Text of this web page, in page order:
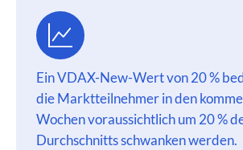
Ein VDAX-New-Wert von 20 %
die Marktteilnehmer in den
Wochen voraussichtlich um 20 %
Durchschnitts schwanken werden.